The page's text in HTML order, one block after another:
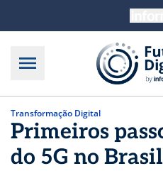
Transformação Digital
Primeiros
do 5G no